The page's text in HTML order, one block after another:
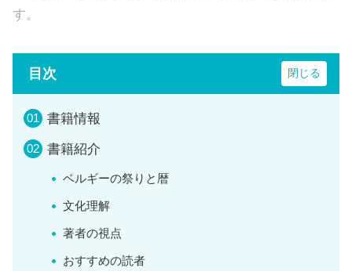
す。
目次
書籍情報
書籍紹介
ベルギーの祭りと暦
文化理解
著者の視点
おすすめの読者